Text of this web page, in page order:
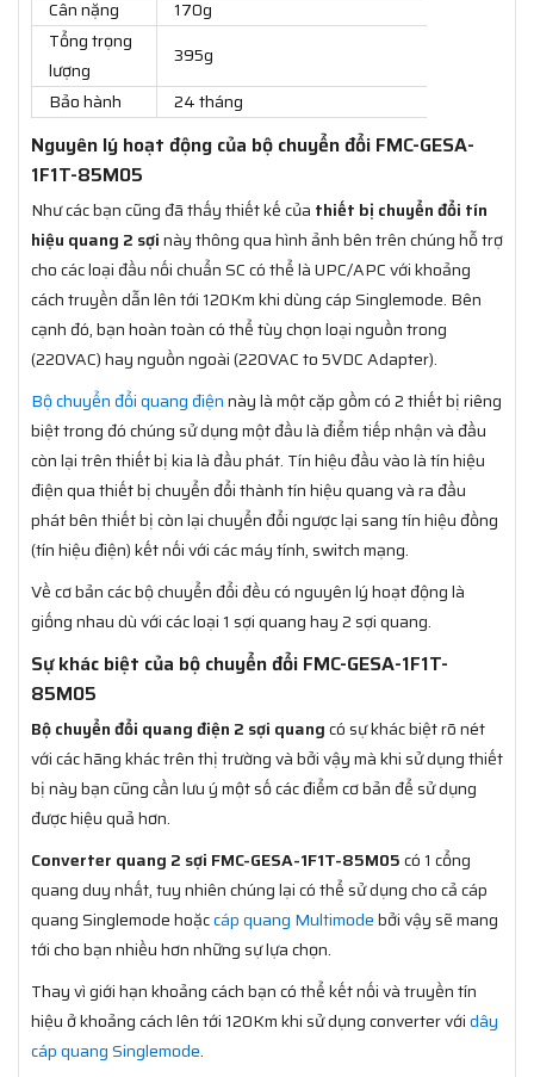
Cân nặng
170g
Tổng trọng
lượng
395g
Bảo hành
24 tháng
Nguyên lý hoạt động của bộ chuyển đổi FMC-GESA-
1F1T-85M05
Như các bạn cũng đã thấy thiết kế của thiết bị chuyển đổi tín
hiệu quang 2 sợinày thông qua hình ảnh bên trên chúng hỗ trợ
cho các loại đầu nối chuẩn SC có thể là UPC/APC với khoảng
cách truyền dẫn lên tới 120Km khi dùng cáp Singlemode. Bên
cạnh đó, bạn hoàn toàn có thể tùy chọn loại nguồn trong
(220VAC) hay nguồn ngoài (220VAC to 5VDC Adapter).
Bộ chuyển đổi quang điệnnày là một cặp gồm có 2 thiết bị riêng
biệt trong đó chúng sử dụng một đầu là điểm tiếp nhận và đầu
còn lại trên thiết bị kia là đầu phát. Tín hiệu đầu vào là tín hiệu
điện qua thiết bị chuyển đổi thành tín hiệu quang và ra đầu
phát bên thiết bị còn lại chuyển đổi ngược lại sang tín hiệu đồng
(tín hiệu điện) kết nối với các máy tính, switch mạng.
Về cơ bản các bộ chuyển đổi đều có nguyên lý hoạt động là
giống nhau dù với các loại 1 sợi quang hay 2 sợi quang.
Sự khác biệt của bộ chuyển đổi FMC-GESA-1F1T-
85M05
Bộ chuyển đổi quang điện 2 sợi quangcó sự khác biệt rõ nét
với các hãng khác trên thị trường và bởi vậy mà khi sử dụng thiết
bị này bạn cũng cần lưu ý một số các điểm cơ bản để sử dụng
được hiệu quả hơn.
Converter quang 2 sợi FMC-GESA-1F1T-85M05có 1 cổng
quang duy nhất, tuy nhiên chúng lại có thể sử dụng cho cả cáp
quang Singlemode hoặccáp quang Multimodebởi vậy sẽ mang
tới cho bạn nhiều hơn những sự lựa chọn.
Thay vì giới hạn khoảng cách bạn có thể kết nối và truyền tín
hiệu ở khoảng cách lên tới 120Km khi sử dụng converter vớidây
cáp quang Singlemode.